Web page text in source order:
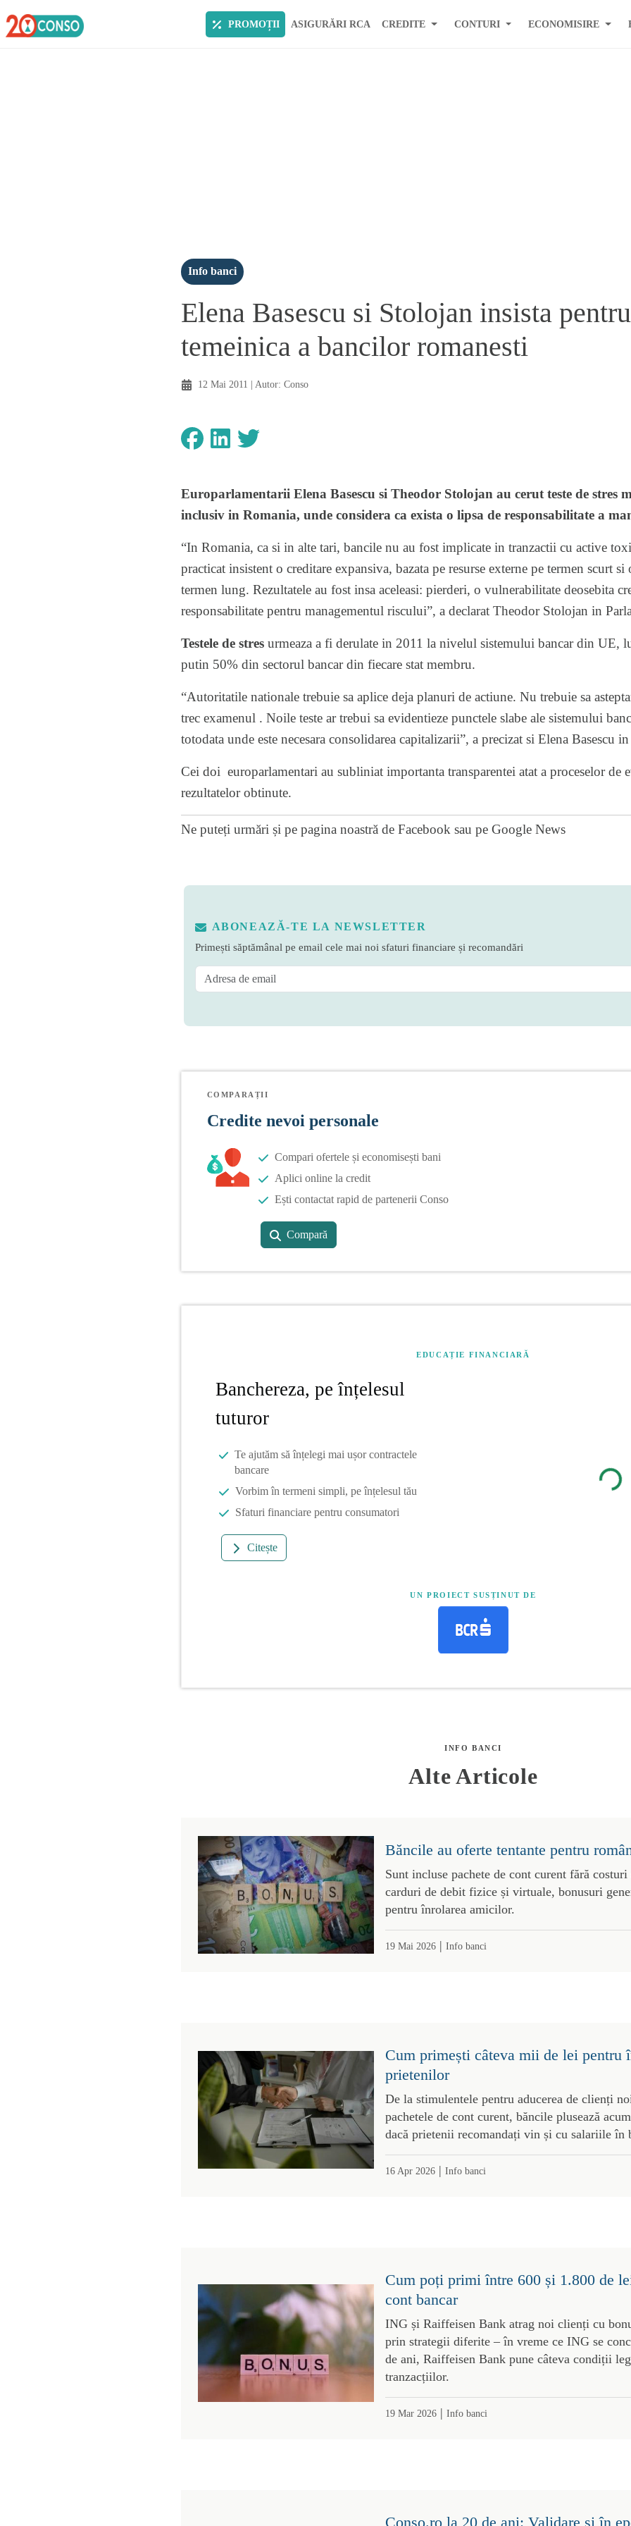
PROMOȚII ASIGURĂRI RCA CREDITE CONTURI ECONOMISIRE
Info banci
Elena Basescu si Stolojan insista
temeinica a bancilor romanesti
12 Mai 2011 | Autor: Conso
Europarlamentarii Elena Basescu si Theodor Stolojan au cerut teste de stres
inclusiv in Romania, unde considera ca exista o lipsa de responsabilitate a
“In Romania, ca si in alte tari, bancile nu au fost implicate in tranzactii cu active
practicat insistent o creditare expansiva, bazata pe resurse externe pe termen scurt
termen lung. Rezultatele au fost insa aceleasi: pierderi, o vulnerabilitate deosebita
responsabilitate pentru managementul riscului”, a declarat Theodor Stolojan in
Testele de stresurmeaza a fi derulate in 2011 la nivelul sistemului bancar din UE,
putin 50% din sectorul bancar din fiecare stat membru.
“Autoritatile nationale trebuie sa aplice deja planuri de actiune. Nu trebuie sa
trec examenul . Noile teste ar trebui sa evidentieze punctele slabe ale sistemului
totodata unde este necesara consolidarea capitalizarii”, a precizat si Elena Basescu
Cei doi europarlamentari au subliniat importanta transparentei atat a proceselor de
rezultatelor obtinute.
Ne puteți urmări și pe pagina noastră de Facebook sau pe Google News
ABONEAZĂ-TE LA NEWSLETTER
Primești săptămânal pe email cele mai noi sfaturi financiare și recomandări
COMPARAȚII
Credite nevoi personale
Compari ofertele și economisești bani
Aplici online la credit
Ești contactat rapid de partenerii Conso
Compară
EDUCAȚIE FINANCIARĂ
Banchereza, pe înțelesul
tuturor
Te ajutăm să înțelegi mai ușor contractele
bancare
Vorbim în termeni simpli, pe înțelesul tău
Sfaturi financiare pentru consumatori
Citește
UN PROIECT SUSȚINUT DE
INFO BANCI
Alte Articole
Băncile au oferte tentante pentru
Sunt incluse pachete de cont curent fără
carduri de debit fizice și virtuale, bonusuri
pentru înrolarea amicilor.
19 Mai 2026| Info banci
Cum primești câteva mii de lei pentru
prietenilor
De la stimulentele pentru aducerea de clienți
pachetele de cont curent, băncile plusează
dacă prietenii recomandați vin și cu salariile în
16 Apr 2026| Info banci
Cum poți primi între 600 și 1.800 de
cont bancar
ING și Raiffeisen Bank atrag noi clienți cu
prin strategii diferite – în vreme ce ING se
de ani, Raiffeisen Bank pune câteva condiții
tranzacțiilor.
19 Mar 2026| Info banci
Conso.ro la 20 de ani: Validare și în